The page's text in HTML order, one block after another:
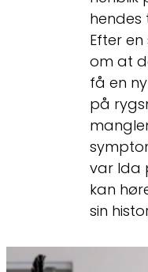
hendes
Efter
om at
få en
på
var Ida
kan
sin